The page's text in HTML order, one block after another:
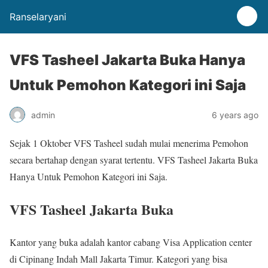
Ranselaryani
VFS Tasheel Jakarta Buka Hanya
Untuk Pemohon Kategori ini Saja
admin 6 years ago
Sejak 1 Oktober VFS Tasheel sudah mulai menerima Pemohon
secara bertahap dengan syarat tertentu. VFS Tasheel Jakarta Buka
Hanya Untuk Pemohon Kategori ini Saja.
VFS Tasheel Jakarta Buka
Kantor yang buka adalah kantor cabang Visa Application center
di Cipinang Indah Mall Jakarta Timur. Kategori yang bisa